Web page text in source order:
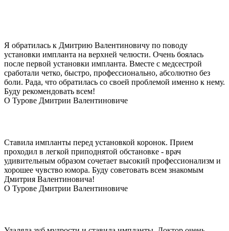
Я обратилась к Дмитрию Валентиновичу по поводу
установки импланта на верхней челюсти. Очень боялась
после первой установки импланта. Вместе с медсестрой
сработали четко, быстро, профессионально, абсолютно без
боли. Рада, что обратилась со своей проблемой именно к нему.
Буду рекомендовать всем!
О Турове Дмитрии Валентиновиче
Ставила импланты перед установкой коронок. Прием
проходил в легкой приподнятой обстановке - врач
удивительным образом сочетает высокий профессионализм и
хорошее чувство юмора. Буду советовать всем знакомым
Дмитрия Валентиновича!
О Турове Дмитрии Валентиновиче